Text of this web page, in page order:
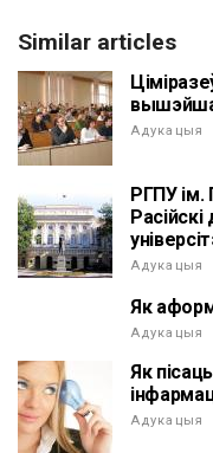
Similar articles
Адукацыя
РГПУ ім.
Адукацыя
Як
Адукацыя
Як
Адукацыя